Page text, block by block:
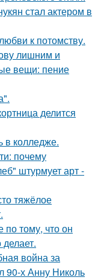
стал актером в
к потомству.
лишним и
вещи: пение
делится
в колледже.
почему
штурмует арт -
тяжёлое
по тому, что он
война за
90-х Анну Николь